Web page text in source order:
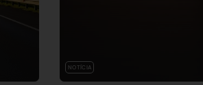
NOTÍCIA